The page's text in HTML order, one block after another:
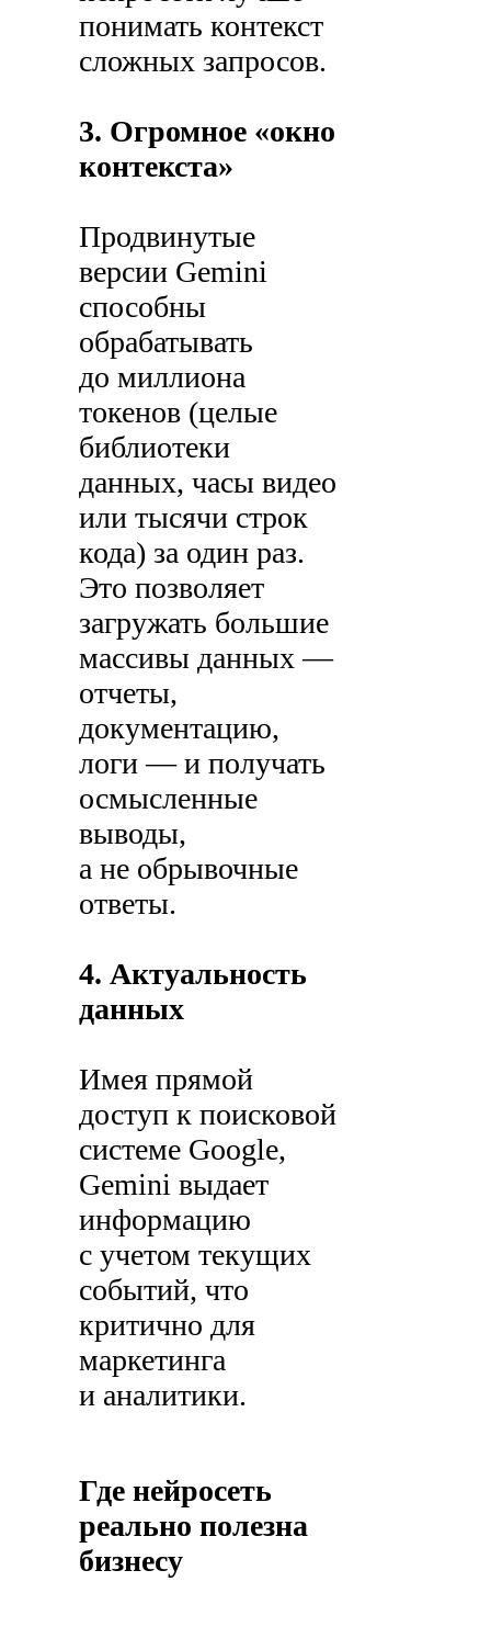
понимать контекст
сложных запросов.
3. Огромное «окно
контекста»
Продвинутые
версии Gemini
способны
обрабатывать
до миллиона
токенов (целые
библиотеки
данных, часы видео
или тысячи строк
кода) за один раз.
Это позволяет
загружать большие
массивы данных —
отчеты,
документацию,
логи — и получать
осмысленные
выводы,
а не обрывочные
ответы.
4. Актуальность
данных
Имея прямой
доступ к поисковой
системе Google,
Gemini выдает
информацию
с учетом текущих
событий, что
критично для
маркетинга
и аналитики.
Где нейросеть
реально полезна
бизнесу